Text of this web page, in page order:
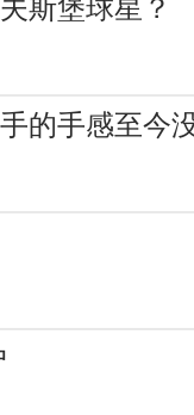
斯堡球星？
的手感至今